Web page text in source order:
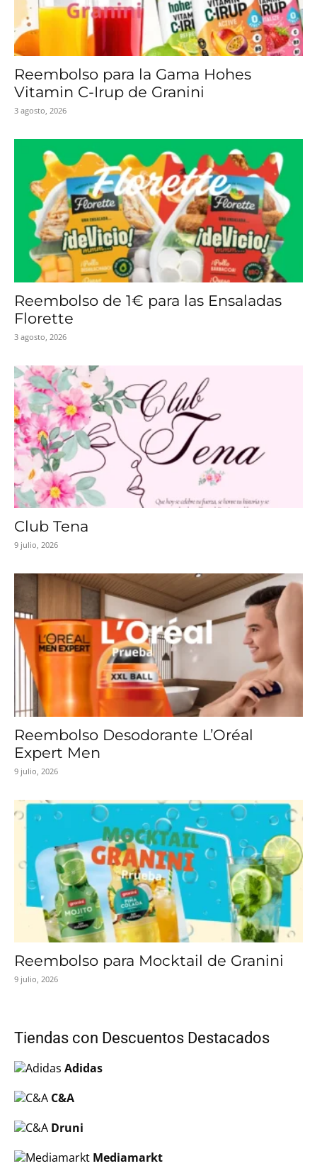
Reembolso para la Gama Hohes
Vitamin C-Irup de Granini
3 agosto, 2026
Reembolso de 1€ para las Ensaladas
Florette
3 agosto, 2026
Club Tena
9 julio, 2026
Reembolso Desodorante L’Oréal
Expert Men
9 julio, 2026
Reembolso para Mocktail de Granini
9 julio, 2026
Tiendas con Descuentos Destacados
Adidas
C&A
Druni
Mediamarkt